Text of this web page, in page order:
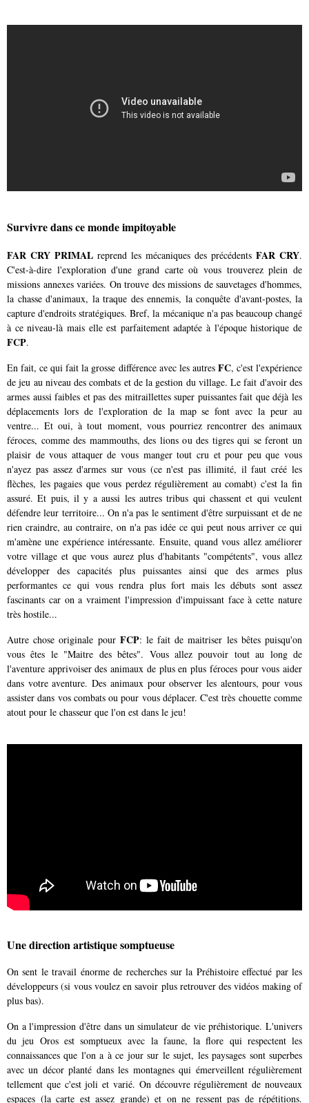
Survivre dans ce monde impitoyable
FAR CRY PRIMAL reprend les mécaniques des précédents FAR CRY.
C'est-à-dire l'exploration d'une grand carte où vous trouverez plein de
missions annexes variées. On trouve des missions de sauvetages d'hommes,
la chasse d'animaux, la traque des ennemis, la conquête d'avant-postes, la
capture d'endroits stratégiques. Bref, la mécanique n'a pas beaucoup changé
à ce niveau-là mais elle est parfaitement adaptée à l'époque historique de
FCP.
En fait, ce qui fait la grosse différence avec les autres FC, c'est l'expérience
de jeu au niveau des combats et de la gestion du village. Le fait d'avoir des
armes aussi faibles et pas des mitraillettes super puissantes fait que déjà les
déplacements lors de l'exploration de la map se font avec la peur au
ventre... Et oui, à tout moment, vous pourriez rencontrer des animaux
féroces, comme des mammouths, des lions ou des tigres qui se feront un
plaisir de vous attaquer de vous manger tout cru et pour peu que vous
n'ayez pas assez d'armes sur vous (ce n'est pas illimité, il faut créé les
flèches, les pagaies que vous perdez régulièrement au comabt) c'est la fin
assuré. Et puis, il y a aussi les autres tribus qui chassent et qui veulent
défendre leur territoire... On n'a pas le sentiment d'être surpuissant et de ne
rien craindre, au contraire, on n'a pas idée ce qui peut nous arriver ce qui
m'amène une expérience intéressante. Ensuite, quand vous allez améliorer
votre village et que vous aurez plus d'habitants "compétents", vous allez
développer des capacités plus puissantes ainsi que des armes plus
performantes ce qui vous rendra plus fort mais les débuts sont assez
fascinants car on a vraiment l'impression d'impuissant face à cette nature
très hostile...
Autre chose originale pour FCP: le fait de maitriser les bêtes puisqu'on
vous êtes le "Maitre des bêtes". Vous allez pouvoir tout au long de
l'aventure apprivoiser des animaux de plus en plus féroces pour vous aider
dans votre aventure. Des animaux pour observer les alentours, pour vous
assister dans vos combats ou pour vous déplacer. C'est très chouette comme
atout pour le chasseur que l'on est dans le jeu!
Une direction artistique somptueuse
On sent le travail énorme de recherches sur la Préhistoire effectué par les
développeurs (si vous voulez en savoir plus retrouver des vidéos making of
plus bas).
On a l'impression d'être dans un simulateur de vie préhistorique. L'univers
du jeu Oros est somptueux avec la faune, la flore qui respectent les
connaissances que l'on a à ce jour sur le sujet, les paysages sont superbes
avec un décor planté dans les montagnes qui émerveillent régulièrement
tellement que c'est joli et varié. On découvre régulièrement de nouveaux
espaces (la carte est assez grande) et on ne ressent pas de répétitions.